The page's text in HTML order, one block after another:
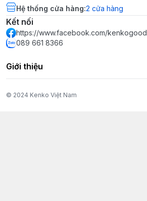
Hệ thống cửa hàng:2 cửa hàng
Kết nối
https://www.facebook.com/kenkogood
089 661 8366
Giới thiệu
© 2024 Kenko Việt Nam